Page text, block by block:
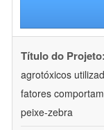
Título do Projeto:
agrotóxicos
fatores
peixe-zebra